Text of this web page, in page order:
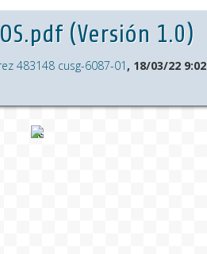
(Versión 1.0)
483148 cusg-6087-01 , 18/03/22 9:02